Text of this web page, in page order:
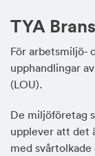
TYA
För arbetsmiljö-
upphandlingar
(LOU).
De miljöföretag
upplever att det
med